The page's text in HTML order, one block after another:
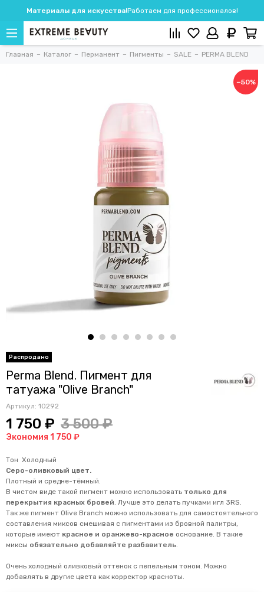
Материалы для искусства!Работаем для профессионалов!
Главная Каталог Перманент Пигменты SALE PERMA BLEND
−50%
Perma Blend. Пигмент для
татуажа "Olive Branch"
Артикул: 10292
1 750 ₽ 3 500 ₽
Экономия 1 750 ₽
Тон Холодный
Серо-оливковый цвет.
Плотный и средне-тёмный.
В чистом виде такой пигмент можно использовать только для
перекрытия красных бровей. Лучше это делать пучками игл 3RS.
Так же пигмент Olive Branch можно использовать для самостоятельного
составления миксов смешивая с пигментами из бровной палитры,
которые имеют красное и оранжево-красное основание. В такие
миксы обязательно добавляйте разбавитель.
Очень холодный оливковый оттенок с пепельным тоном. Можно
добавлять в другие цвета как корректор красноты.